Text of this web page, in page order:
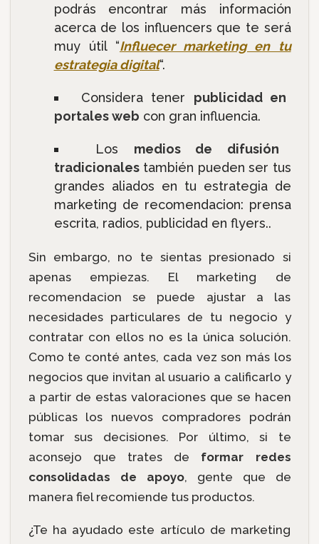
podrás encontrar más información
acerca de los influencers que te será
muy útil “Influecer marketing en tu
estrategia digital“.
Considera tener publicidad en
portales web con gran influencia.
Los medios de difusión
tradicionalestambién pueden ser tus
grandes aliados en tu estrategia de
marketing de recomendacion: prensa
escrita, radios, publicidad en flyers..
Sin embargo, no te sientas presionado si
apenas empiezas. El marketing de
recomendacion se puede ajustar a las
necesidades particulares de tu negocio y
contratar con ellos no es la única solución.
Como te conté antes, cada vez son más los
negocios que invitan al usuario a calificarlo y
a partir de estas valoraciones que se hacen
públicas los nuevos compradores podrán
tomar sus decisiones. Por último, si te
aconsejo que trates de formar redes
consolidadas de apoyo, gente que de
manera fiel recomiende tus productos.
¿Te ha ayudado este artículo de marketing